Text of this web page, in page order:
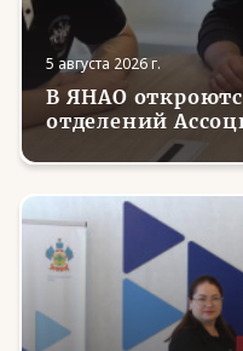
5 августа 2026 г.
В ЯНАО
отделений